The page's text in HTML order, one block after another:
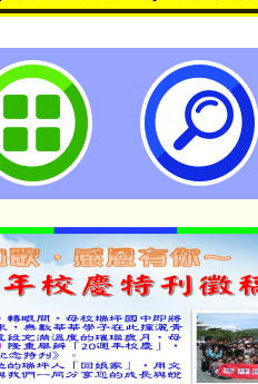
職教育講座：遊
迎本校教師、家
瑞坪國民中學